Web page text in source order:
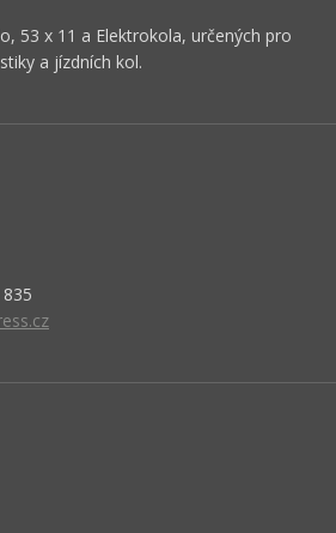
53 x 11 a Elektrokola, určených pro
a jízdních kol.